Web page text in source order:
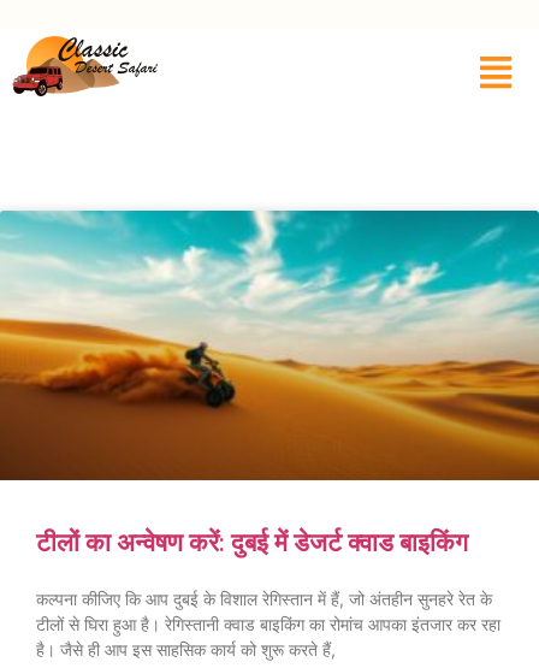
टीलों का अन्वेषण करें: दुबई में डेजर्ट क्वाड बाइकिंग
कल्पना कीजिए कि आप दुबई के विशाल रेगिस्तान में हैं, जो अंतहीन सुनहरे रेत के
टीलों से घिरा हुआ है। रेगिस्तानी क्वाड बाइकिंग का रोमांच आपका इंतजार कर रहा
है। जैसे ही आप इस साहसिक कार्य को शुरू करते हैं,